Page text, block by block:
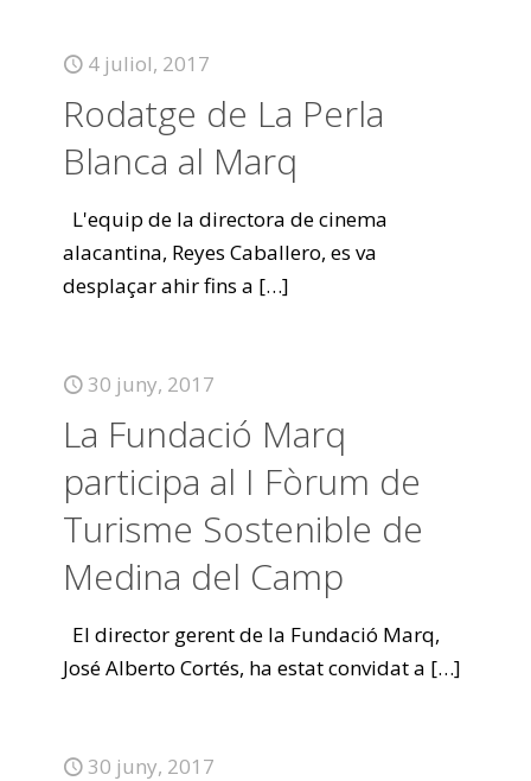
4 juliol, 2017
Rodatge de La Perla
Blanca al Marq
L'equip de la directora de cinema
alacantina, Reyes Caballero, es va
desplaçar ahir fins a […]
30 juny, 2017
La Fundació Marq
participa al I Fòrum de
Turisme Sostenible de
Medina del Camp
El director gerent de la Fundació Marq,
José Alberto Cortés, ha estat convidat a […]
30 juny, 2017